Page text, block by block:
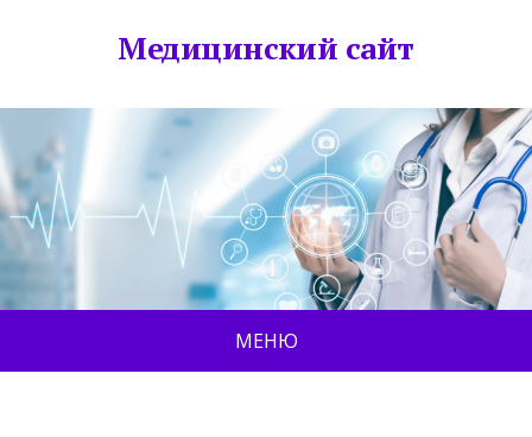
Медицинский сайт
МЕНЮ